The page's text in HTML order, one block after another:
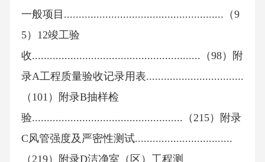
一般项目......................................................（9
5）12竣工验
收.........................................................（98）附
录A工程质量验收记录用表.................................
（101）附录B抽样检
验...................................................（215）附录
C风管强度及严密性测试.................................
（219）附录D洁净室（区）工程测